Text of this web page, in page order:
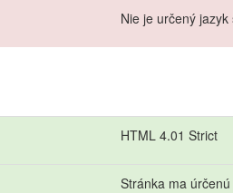
Nie je určený
HTML 4.01 Strict
Stránka ma